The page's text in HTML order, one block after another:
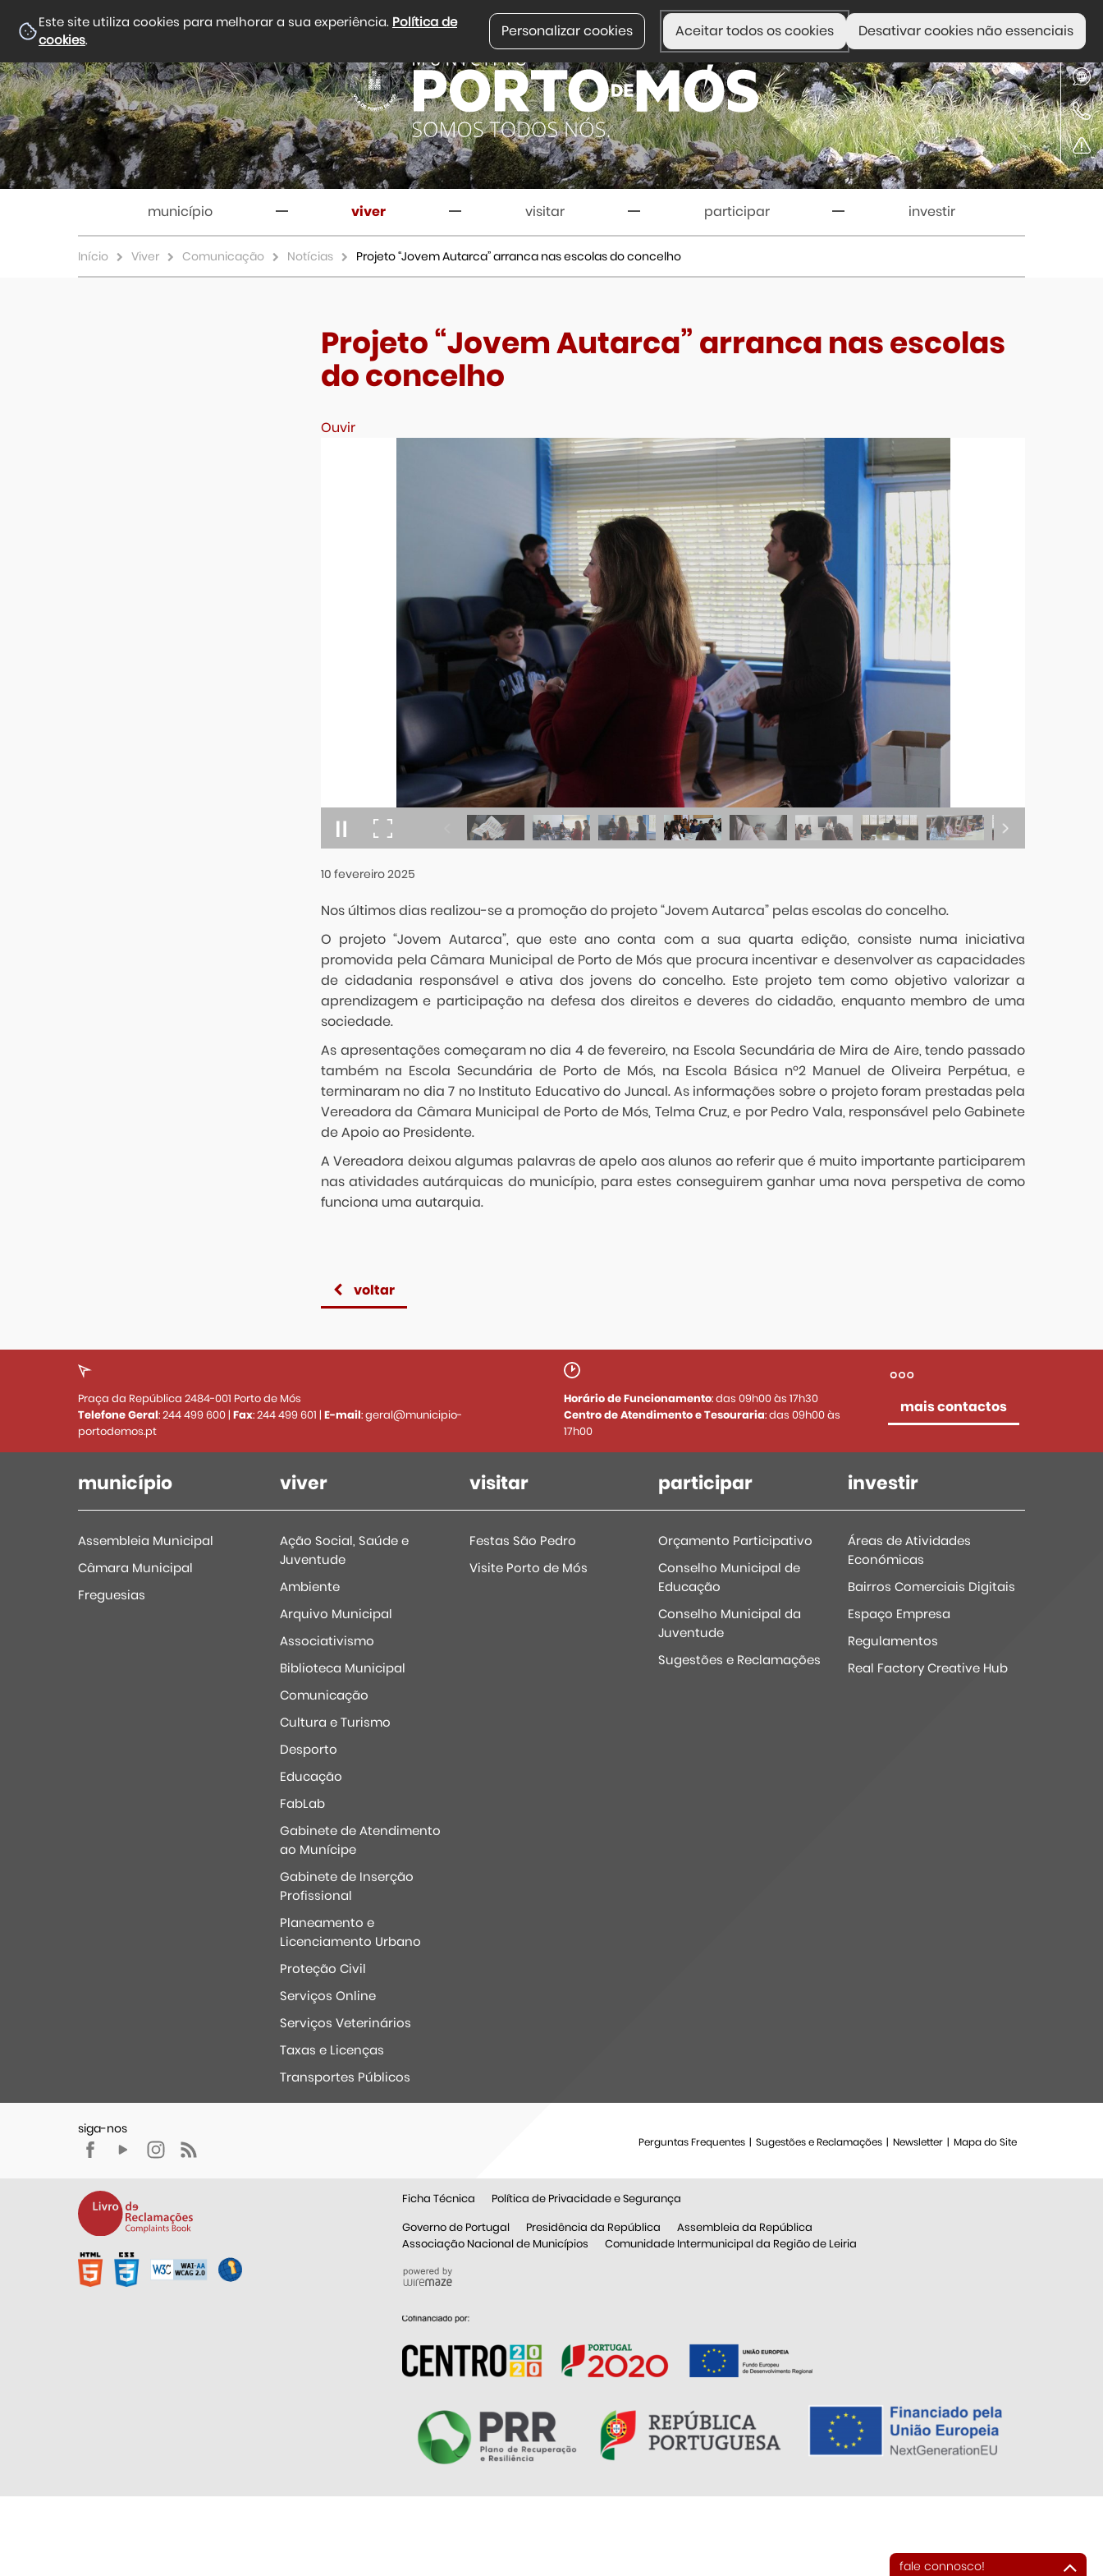
Este site utiliza cookies para melhorar a sua experiência. Política de
cookies. Personalizar cookies Aceitar todos os cookies Desativar cookies não essenciais
município viver visitar participar investir
Início Viver Comunicação Notícias Projeto “Jovem Autarca” arranca nas escolas do concelho
Projeto “Jovem Autarca” arranca nas escolas
do concelho
Ouvir
10 fevereiro2025
Nos últimos dias realizou-se a promoção do projeto “Jovem Autarca” pelas escolas do concelho.
O projeto “Jovem Autarca”, que este ano conta com a sua quarta edição, consiste numa iniciativa
promovida pela Câmara Municipal de Porto de Mós que procura incentivar e desenvolver as capacidades
de cidadania responsável e ativa dos jovens do concelho. Este projeto tem como objetivo valorizar a
aprendizagem e participação na defesa dos direitos e deveres do cidadão, enquanto membro de uma
sociedade.
As apresentações começaram no dia 4 de fevereiro, na Escola Secundária de Mira de Aire, tendo passado
também na Escola Secundária de Porto de Mós, na Escola Básica nº2 Manuel de Oliveira Perpétua, e
terminaram no dia 7 no Instituto Educativo do Juncal. As informações sobre o projeto foram prestadas pela
Vereadora da Câmara Municipal de Porto de Mós, Telma Cruz, e por Pedro Vala, responsável pelo Gabinete
de Apoio ao Presidente.
A Vereadora deixou algumas palavras de apelo aos alunos ao referir que é muito importante participarem
nas atividades autárquicas do município, para estes conseguirem ganhar uma nova perspetiva de como
funciona uma autarquia.
voltar
Praça da República 2484-001 Porto de Mós
Telefone Geral:244 499 600| Fax:244 499 601 | E-mail:geral@municipio-
portodemos.pt
Horário de Funcionamento: das 09h00 às 17h30
Centro de Atendimento e Tesouraria: das 09h00 às
17h00
mais contactos
município
Assembleia Municipal
Câmara Municipal
Freguesias
viver
Ação Social, Saúde e
Juventude
Ambiente
Arquivo Municipal
Associativismo
Biblioteca Municipal
Comunicação
Cultura e Turismo
Desporto
Educação
FabLab
Gabinete de Atendimento
ao Munícipe
Gabinete de Inserção
Profissional
Planeamento e
Licenciamento Urbano
Proteção Civil
Serviços Online
Serviços Veterinários
Taxas e Licenças
Transportes Públicos
visitar
Festas São Pedro
Visite Porto de Mós
participar
Orçamento Participativo
Conselho Municipal de
Educação
Conselho Municipal da
Juventude
Sugestões e Reclamações
investir
Áreas de Atividades
Económicas
Bairros Comerciais Digitais
Espaço Empresa
Regulamentos
Real Factory Creative Hub
Perguntas Frequentes Sugestões e Reclamações Newsletter Mapa do Site
Ficha Técnica
Política de Privacidade e Segurança
Governo de Portugal
Presidência da República
Assembleia da República
Associação Nacional de Municípios
Comunidade Intermunicipal da Região de Leiria
fale connosco!